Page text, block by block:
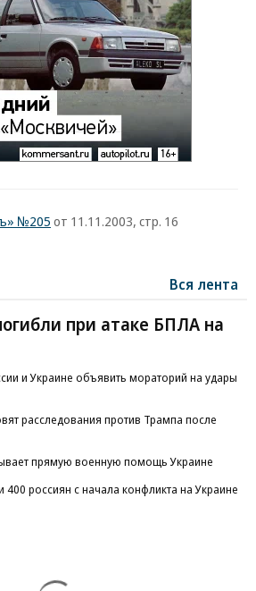
№205 от 11.11.2003, стр. 16
Вся лента
при атаке БПЛА на
и Украине объявить мораторий на удары
расследования против Трампа после
прямую военную помощь Украине
россиян с начала конфликта на Украине